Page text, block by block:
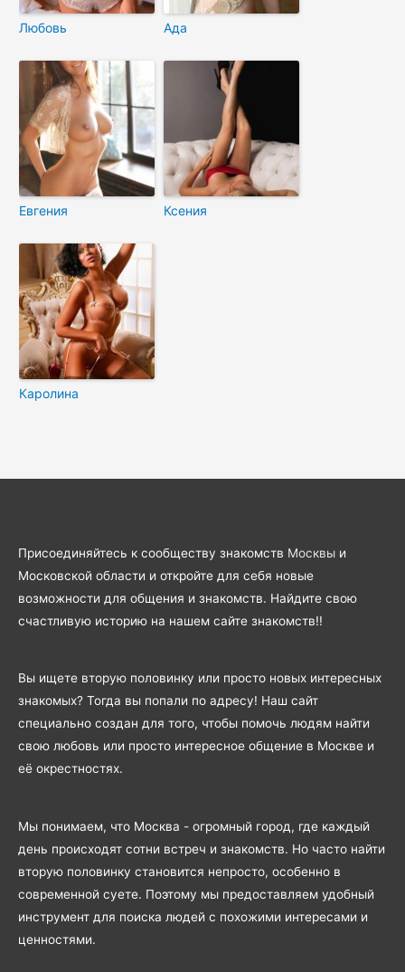
Любовь Ада
Евгения Ксения
Каролина
Присоединяйтесь к сообществу знакомств Москвы и
Московской области и откройте для себя новые
возможности для общения и знакомств. Найдите свою
счастливую историю на нашем сайте знакомств!!
Вы ищете вторую половинку или просто новых интересных
знакомых? Тогда вы попали по адресу! Наш сайт
специально создан для того, чтобы помочь людям найти
свою любовь или просто интересное общение в Москве и
её окрестностях.
Мы понимаем, что Москва - огромный город, где каждый
день происходят сотни встреч и знакомств. Но часто найти
вторую половинку становится непросто, особенно в
современной суете. Поэтому мы предоставляем удобный
инструмент для поиска людей с похожими интересами и
ценностями.